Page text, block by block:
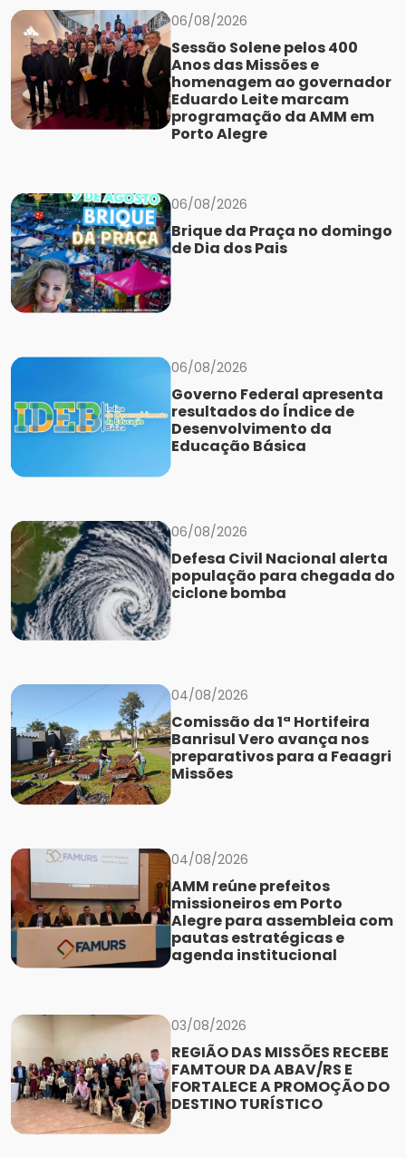
06/08/2026
Sessão Solene pelos 400
Anos das Missões e
homenagem ao governador
Eduardo Leite marcam
programação da AMM em
Porto Alegre
06/08/2026
Brique da Praça no domingo
de Dia dos Pais
06/08/2026
Governo Federal apresenta
resultados do Índice de
Desenvolvimento da
Educação Básica
06/08/2026
Defesa Civil Nacional alerta
população para chegada do
ciclone bomba
04/08/2026
Comissão da 1ª Hortifeira
Banrisul Vero avança nos
preparativos para a Feaagri
Missões
04/08/2026
AMM reúne prefeitos
missioneiros em Porto
Alegre para assembleia com
pautas estratégicas e
agenda institucional
03/08/2026
REGIÃO DAS MISSÕES RECEBE
FAMTOUR DA ABAV/RS E
FORTALECE A PROMOÇÃO DO
DESTINO TURÍSTICO